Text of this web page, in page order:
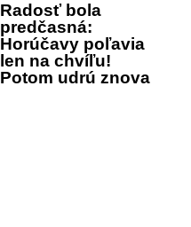
Radosť bola
predčasná:
Horúčavy poľavia
len na chvíľu!
Potom udrú znova